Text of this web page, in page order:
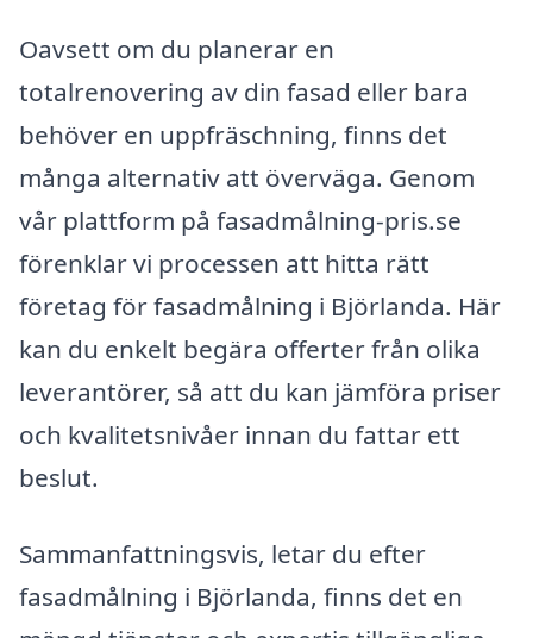
Oavsett om du planerar en
totalrenovering av din fasad eller bara
behöver en uppfräschning, finns det
många alternativ att överväga. Genom
vår plattform på fasadmålning-pris.se
förenklar vi processen att hitta rätt
företag för fasadmålning i Björlanda. Här
kan du enkelt begära offerter från olika
leverantörer, så att du kan jämföra priser
och kvalitetsnivåer innan du fattar ett
beslut.
Sammanfattningsvis, letar du efter
fasadmålning i Björlanda, finns det en